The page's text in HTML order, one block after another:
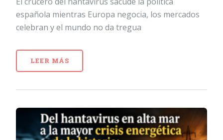
española mientras Europa negocia, los mercados
celebran y el mundo no da tregua
LEER MÁS